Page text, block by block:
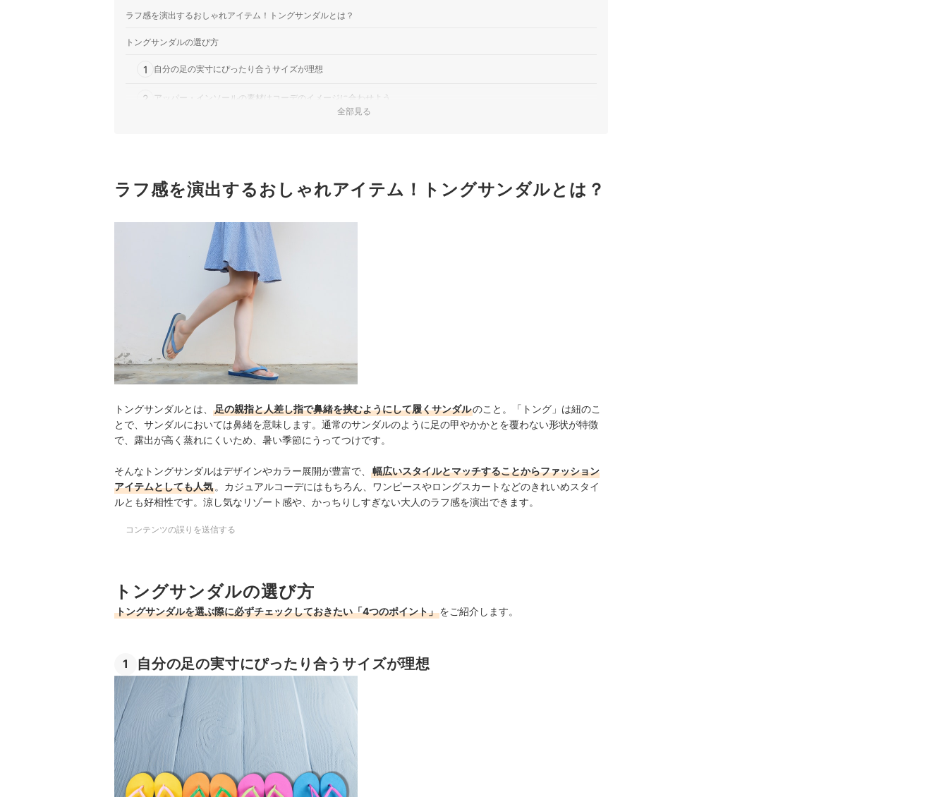
ラフ感を演出するおしゃれアイテム！トングサンダルとは？
トングサンダルの選び方
1 自分の足の実寸にぴったり合うサイズが理想
2 アッパー・インソールの素材はコーデのイメージに合わせよう
トングサンダル全12商品おすすめ人気ランキング
水辺のレジャーならレディースビーチサンダルもチェック
トングサンダルの売れ筋ランキングもチェック！
全部見る
ラフ感を演出するおしゃれアイテム！トングサンダルとは？
トングサンダルとは、 足の親指と人差し指で鼻緒を挟むようにして履くサンダルのこと。「トング」は紐のこ
とで、サンダルにおいては鼻緒を意味します。通常のサンダルのように足の甲やかかとを覆わない形状が特徴
で、露出が高く蒸れにくいため、暑い季節にうってつけです。
そんなトングサンダルはデザインやカラー展開が豊富で、
幅広いスタイルとマッチすることからファッション
アイテムとしても人気。カジュアルコーデにはもちろん、ワンピースやロングスカートなどのきれいめスタイ
ルとも好相性です。涼し気なリゾート感や、かっちりしすぎない大人のラフ感を演出できます。
コンテンツの誤りを送信する
トングサンダルの選び方
トングサンダルを選ぶ際に必ずチェックしておきたい「4つのポイント」をご紹介します。
1 自分の足の実寸にぴったり合うサイズが理想